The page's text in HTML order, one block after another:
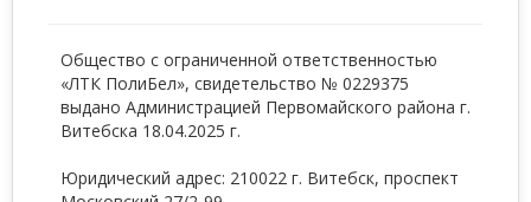
Общество с ограниченной ответственностью
«ЛТК ПолиБел», свидетельство № 0229375
выдано Администрацией Первомайского района г.
Витебска 18.04.2025 г.
Юридический адрес: 210022 г. Витебск, проспект